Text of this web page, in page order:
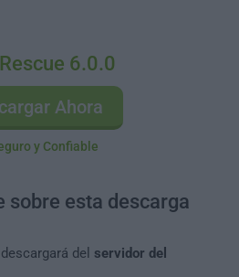
6.0.0
Ahora
y Confiable
sobre esta descarga
del servidor del